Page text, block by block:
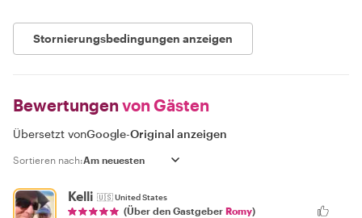
Stornierungsbedingungen anzeigen
Bewertungen von Gästen
Übersetzt vonGoogle-Original anzeigen
Sortieren nach:
Kelli 🇺🇸United States
(Über den Gastgeber Romy)